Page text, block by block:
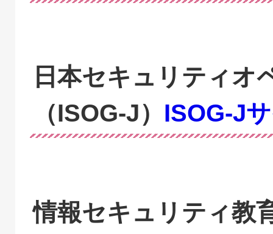
日本セキュリティオ
（ISOG-J） ISOG-J
情報セキュリティ教